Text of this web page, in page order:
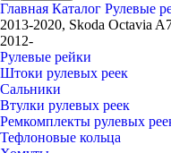
Главная Каталог Рулевые
2013-2020, Skoda Octavia
2012-
Рулевые рейки
Штоки рулевых реек
Сальники
Втулки рулевых реек
Ремкомплекты рулевых
Тефлоновые кольца